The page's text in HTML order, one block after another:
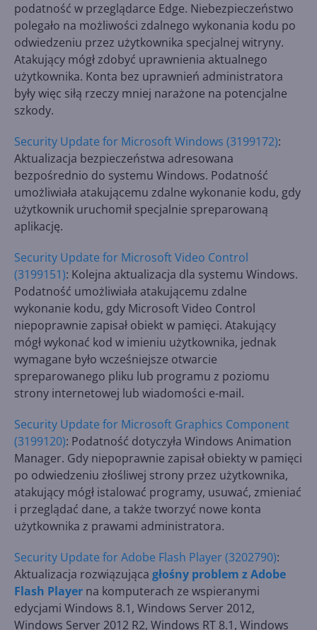
podatność w przeglądarce Edge. Niebezpieczeństwo
polegało na możliwości zdalnego wykonania kodu po
odwiedzeniu przez użytkownika specjalnej witryny.
Atakujący mógł zdobyć uprawnienia aktualnego
użytkownika. Konta bez uprawnień administratora
były więc siłą rzeczy mniej narażone na potencjalne
szkody.
Security Update for Microsoft Windows (3199172):
Aktualizacja bezpieczeństwa adresowana
bezpośrednio do systemu Windows. Podatność
umożliwiała atakującemu zdalne wykonanie kodu, gdy
użytkownik uruchomił specjalnie spreparowaną
aplikację.
Security Update for Microsoft Video Control
(3199151): Kolejna aktualizacja dla systemu Windows.
Podatność umożliwiała atakującemu zdalne
wykonanie kodu, gdy Microsoft Video Control
niepoprawnie zapisał obiekt w pamięci. Atakujący
mógł wykonać kod w imieniu użytkownika, jednak
wymagane było wcześniejsze otwarcie
spreparowanego pliku lub programu z poziomu
strony internetowej lub wiadomości e-mail.
Security Update for Microsoft Graphics Component
(3199120): Podatność dotyczyła Windows Animation
Manager. Gdy niepoprawnie zapisał obiekty w pamięci
po odwiedzeniu złośliwej strony przez użytkownika,
atakujący mógł istalować programy, usuwać, zmieniać
i przeglądać dane, a także tworzyć nowe konta
użytkownika z prawami administratora.
Security Update for Adobe Flash Player (3202790):
Aktualizacja rozwiązująca głośny problem z Adobe
Flash Player na komputerach ze wspieranymi
edycjami Windows 8.1, Windows Server 2012,
Windows Server 2012 R2, Windows RT 8.1, Windows